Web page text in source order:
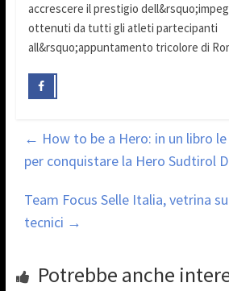
accrescere il prestigio
ottenuti da tutti gli atleti partecipanti
all&rsquo;appuntamento tricolore di
← How to be a Hero: in un libro
per conquistare la Hero Sudtirol
Team Focus Selle Italia, vetrina
tecnici →
Potrebbe anche